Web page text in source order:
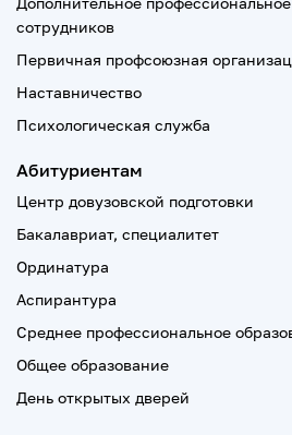
сотрудников
Первичная профсоюзная
Наставничество
Психологическая служба
Абитуриентам
Центр довузовской подготовки
Бакалавриат, специалитет
Ординатура
Аспирантура
Среднее профессиональное
Общее образование
День открытых дверей